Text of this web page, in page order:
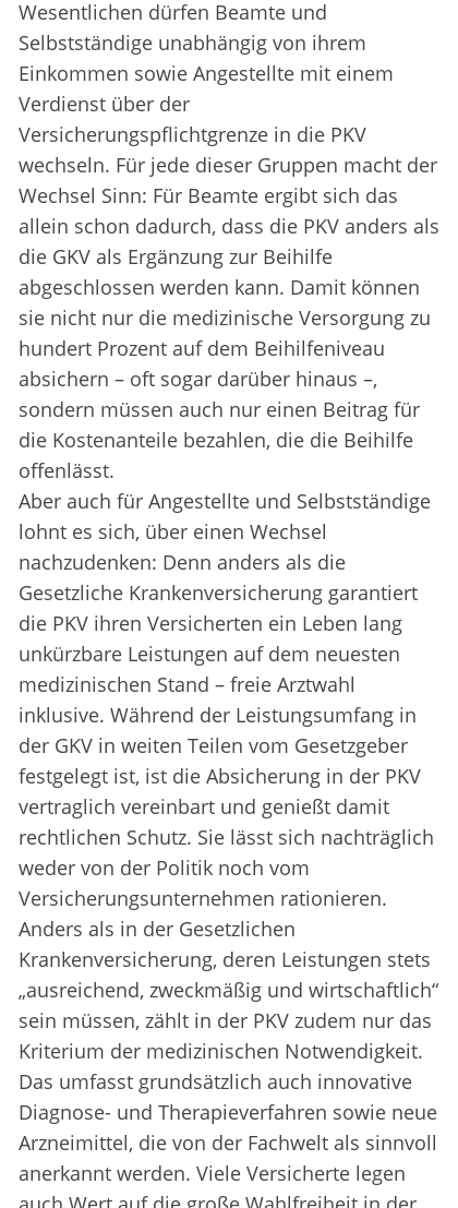
Wesentlichen dürfen Beamte und
Selbstständige unabhängig von ihrem
Einkommen sowie Angestellte mit einem
Verdienst über der
Versicherungspflichtgrenze in die PKV
wechseln. Für jede dieser Gruppen macht der
Wechsel Sinn: Für Beamte ergibt sich das
allein schon dadurch, dass die PKV anders als
die GKV als Ergänzung zur Beihilfe
abgeschlossen werden kann. Damit können
sie nicht nur die medizinische Versorgung zu
hundert Prozent auf dem Beihilfeniveau
absichern – oft sogar darüber hinaus –,
sondern müssen auch nur einen Beitrag für
die Kostenanteile bezahlen, die die Beihilfe
offenlässt.
Aber auch für Angestellte und Selbstständige
lohnt es sich, über einen Wechsel
nachzudenken: Denn anders als die
Gesetzliche Krankenversicherung garantiert
die PKV ihren Versicherten ein Leben lang
unkürzbare Leistungen auf dem neuesten
medizinischen Stand – freie Arztwahl
inklusive. Während der Leistungsumfang in
der GKV in weiten Teilen vom Gesetzgeber
festgelegt ist, ist die Absicherung in der PKV
vertraglich vereinbart und genießt damit
rechtlichen Schutz. Sie lässt sich nachträglich
weder von der Politik noch vom
Versicherungsunternehmen rationieren.
Anders als in der Gesetzlichen
Krankenversicherung, deren Leistungen stets
„ausreichend, zweckmäßig und wirtschaftlich“
sein müssen, zählt in der PKV zudem nur das
Kriterium der medizinischen Notwendigkeit.
Das umfasst grundsätzlich auch innovative
Diagnose- und Therapieverfahren sowie neue
Arzneimittel, die von der Fachwelt als sinnvoll
anerkannt werden. Viele Versicherte legen